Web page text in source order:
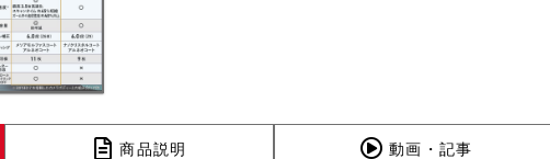
商品説明 動画・記事